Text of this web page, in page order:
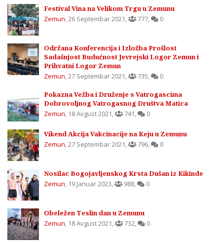
Festival Vina na Velikom Trgu u Zemunu
Zemun,26 Septembar 2021, 777, 0
Održana Konferencija i Izložba Prošlost
Sadašnjost Budućnost Jevrejski Logor Zemun i
Prihvatni Logor Zemun
Zemun,27 Septembar 2021, 735, 0
Pokazna Vežba i Druženje s Vatrogascima
Dobrovoljnog Vatrogasnog Društva Matica
Zemun, 18 Avgust 2021, 741, 0
Vikend Akcija Vakcinacije na Keju u Zemunu
Zemun,27 Septembar 2021, 796, 0
Nosilac Bogojavljenskog Krsta Dušan iz Kikinde
Zemun, 19 Januar 2023, 988, 0
Obeležen Teslin dan u Zemunu
Zemun, 18 Avgust 2021, 732, 0